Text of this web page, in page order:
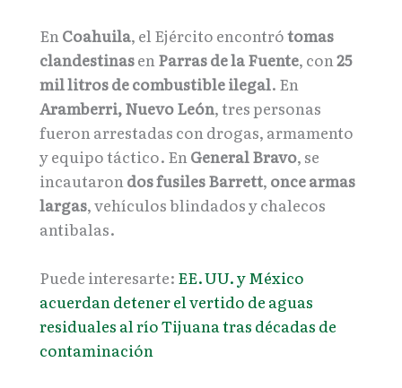
EnCoahuila, el Ejército encontrótomas
clandestinasenParras de la Fuente, con25
mil litros de combustible ilegal. En
Aramberri, Nuevo León, tres personas
fueron arrestadas con drogas, armamento
y equipo táctico. EnGeneral Bravo, se
incautarondos fusiles Barrett, once armas
largas, vehículos blindados y chalecos
antibalas.
Puede interesarte: EE. UU. y México
acuerdan detener el vertido de aguas
residuales al río Tijuana tras décadas de
contaminación